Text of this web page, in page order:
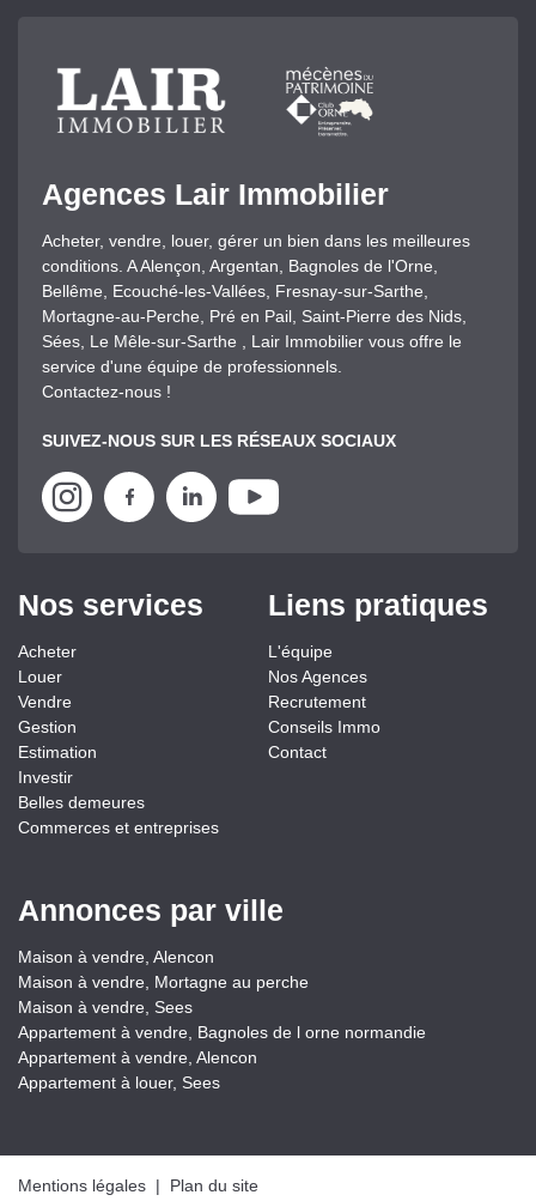
Agences Lair Immobilier
Acheter, vendre, louer, gérer un bien dans les meilleures
conditions. A Alençon, Argentan, Bagnoles de l'Orne,
Bellême, Ecouché-les-Vallées, Fresnay-sur-Sarthe,
Mortagne-au-Perche, Pré en Pail, Saint-Pierre des Nids,
Sées, Le Mêle-sur-Sarthe , Lair Immobilier vous offre le
service d'une équipe de professionnels.
Contactez-nous !
SUIVEZ-NOUS SUR LES RÉSEAUX SOCIAUX
Nos services
Acheter
Louer
Vendre
Gestion
Estimation
Investir
Belles demeures
Commerces et entreprises
Liens pratiques
L'équipe
Nos Agences
Recrutement
Conseils Immo
Contact
Annonces par ville
Maison à vendre, Alencon
Maison à vendre, Mortagne au perche
Maison à vendre, Sees
Appartement à vendre, Bagnoles de l orne normandie
Appartement à vendre, Alencon
Appartement à louer, Sees
Mentions légales | Plan du site